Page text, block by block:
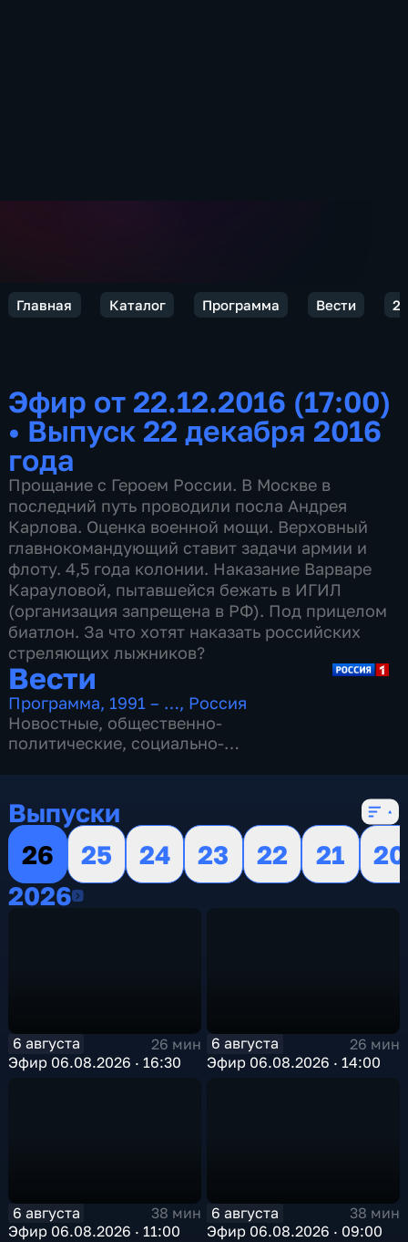
Главная Каталог Программа Вести
Эфир от 22.12.2016 (17:00)
• Выпуск 22 декабря 2016
года
Прощание с Героем России. В Москве в
последний путь проводили посла Андрея
Карлова. Оценка военной мощи. Верховный
главнокомандующий ставит задачи армии и
флоту. 4,5 года колонии. Наказание Варваре
Карауловой, пытавшейся бежать в ИГИЛ
(организация запрещена в РФ). Под прицелом
биатлон. За что хотят наказать российских
стреляющих лыжников?
Вести
Программа, 1991 – …, Россия
Новостные, общественно-
политические, социально-
Выпуски
26
25 24 23 22 21
20
20262026
6 августа
26 мин
Эфир 06.08.2026 · 16:30
6 августа
26 мин
Эфир 06.08.2026 · 14:00
6 августа
38 мин
Эфир 06.08.2026 · 11:00
6 августа
38 мин
Эфир 06.08.2026 · 09:00